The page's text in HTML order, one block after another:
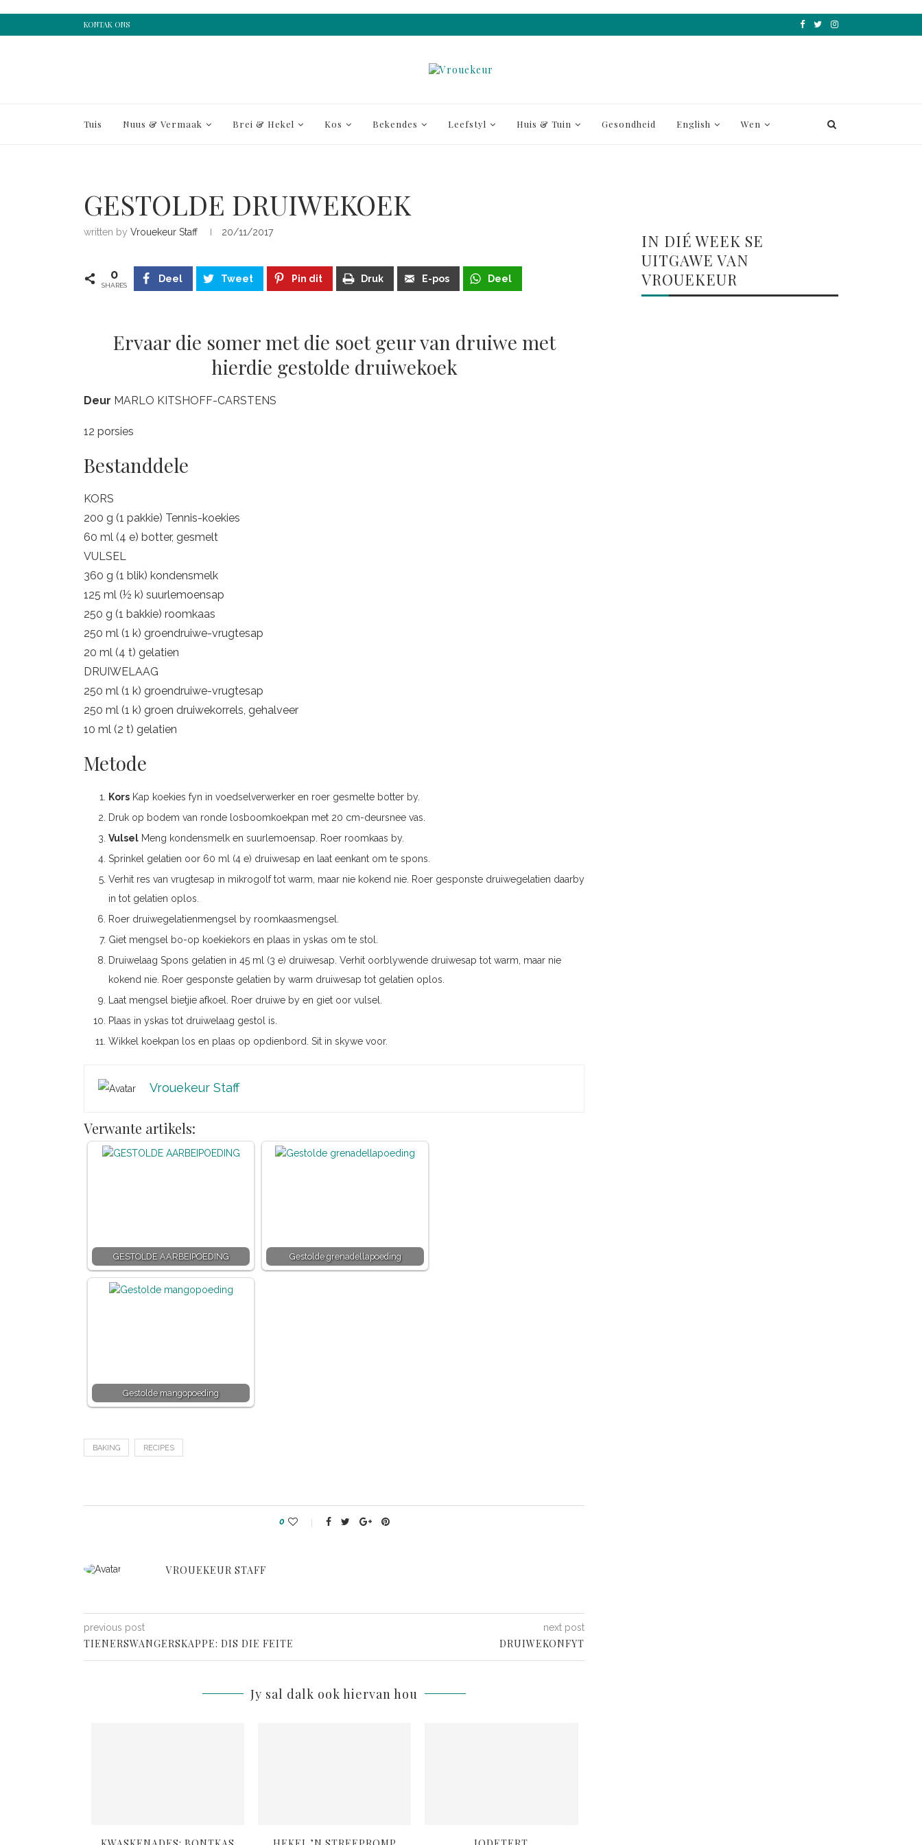
KONTAK ONS
Tuis Nuus & Vermaak Brei & Hekel Kos Bekendes Leefstyl Huis & Tuin Gesondheid English Wen
GESTOLDE DRUIWEKOEK
written by Vrouekeur Staff 20/11/2017
0
SHARES
Deel Tweet Pin dit Druk E-pos Deel
Ervaar die somer met die soet geur van druiwe met
hierdie gestolde druiwekoek
Deur MARLO KITSHOFF-CARSTENS
12 porsies
Bestanddele
KORS
200 g (1 pakkie) Tennis-koekies
60 ml (4 e) botter, gesmelt
VULSEL
360 g (1 blik) kondensmelk
125 ml (½ k) suurlemoensap
250 g (1 bakkie) roomkaas
250 ml (1 k) groendruiwe-vrugtesap
20 ml (4 t) gelatien
DRUIWELAAG
250 ml (1 k) groendruiwe-vrugtesap
250 ml (1 k) groen druiwekorrels, gehalveer
10 ml (2 t) gelatien
Metode
Kors Kap koekies fyn in voedselverwerker en roer gesmelte botter by.
Druk op bodem van ronde losboomkoekpan met 20 cm-deursnee vas.
Vulsel Meng kondensmelk en suurlemoensap. Roer roomkaas by.
Sprinkel gelatien oor 60 ml (4 e) druiwesap en laat eenkant om te spons.
Verhit res van vrugtesap in mikrogolf tot warm, maar nie kokend nie. Roer gesponste druiwegelatien daarby
in tot gelatien oplos.
Roer druiwegelatienmengsel by roomkaasmengsel.
Giet mengsel bo-op koekiekors en plaas in yskas om te stol.
Druiwelaag Spons gelatien in 45 ml (3 e) druiwesap. Verhit oorblywende druiwesap tot warm, maar nie
kokend nie. Roer gesponste gelatien by warm druiwesap tot gelatien oplos.
Laat mengsel bietjie afkoel. Roer druiwe by en giet oor vulsel.
Plaas in yskas tot druiwelaag gestol is.
Wikkel koekpan los en plaas op opdienbord. Sit in skywe voor.
Vrouekeur Staff
Verwante artikels:
GESTOLDE AARBEIPOEDING Gestolde grenadellapoeding
Gestolde mangopoeding
BAKING RECIPES
0
VROUEKEUR STAFF
previous post
TIENERSWANGERSKAPPE: DIS DIE FEITE
next post
DRUIWEKONFYT
Jy sal dalk ook hiervan hou
IN DIÉ WEEK SE
UITGAWE VAN
VROUEKEUR